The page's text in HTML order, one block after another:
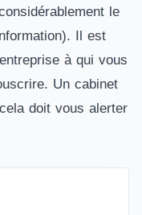
le
Il est
à qui vous
Un cabinet
doit vous alerter